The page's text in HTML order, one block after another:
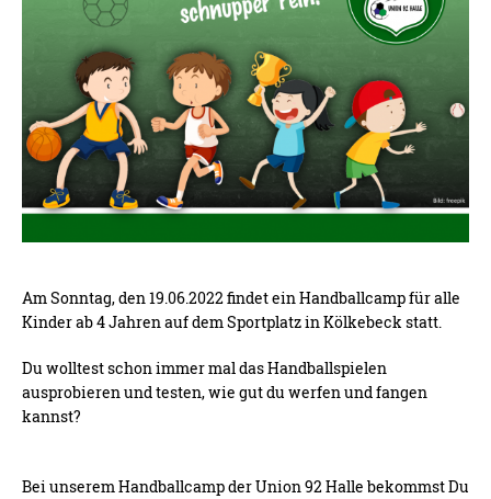
Am Sonntag, den 19.06.2022 findet ein Handballcamp für alle
Kinder ab 4 Jahren auf dem Sportplatz in Kölkebeck statt.
Du wolltest schon immer mal das Handballspielen
ausprobieren und testen, wie gut du werfen und fangen
kannst?
Bei unserem Handballcamp der Union 92 Halle bekommst Du